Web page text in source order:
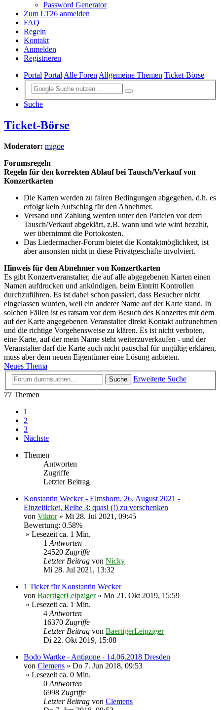
Password Generator
Zum LT26 anmelden
FAQ
Regeln
Kontakt
Anmelden
Registrieren
Portal PortalAlle ForenAllgemeine Themen Ticket-Börse
Suche
Ticket-Börse
Moderator: migoe
Forumsregeln
Regeln für den korrekten Ablauf bei Tausch/Verkauf von
Konzertkarten
Die Karten werden zu fairen Bedingungen abgegeben, d.h. es
erfolgt kein Aufschlag für den Abnehmer.
Versand und Zahlung werden unter den Parteien vor dem
Tausch/Verkauf abgeklärt, z.B. wann und wie wird bezahlt,
wer übernimmt die Portokosten.
Das Liedermacher-Forum bietet die Kontaktmöglichkeit, ist
aber ansonsten nicht in diese Privatgeschäfte involviert.
Hinweis für den Abnehmer von Konzertkarten
Es gibt Konzertveranstalter, die auf alle abgegebenen Karten einen
Namen aufdrucken und ankündigen, beim Eintritt Kontrollen
durchzuführen. Es ist dabei schon passiert, dass Besucher nicht
eingelassen wurden, weil ein anderer Name auf der Karte stand. In
solchen Fällen ist es ratsam vor dem Besuch des Konzertes mit dem
auf der Karte angegebenen Veranstalter direkt Kontakt aufzunehmen
und die richtige Vorgehensweise zu klären. Es ist nicht verboten,
eine Karte, auf der mein Name steht weiterzuverkaufen - und der
Veranstalter darf die Karte auch nicht pauschal für ungültig erklären,
muss aber dem neuen Eigentümer eine Lösung anbieten.
Neues Thema
Suche
Erweiterte Suche
77 Themen
1
2
3
Nächste
Themen
Antworten
Zugriffe
Letzter Beitrag
Konstantin Wecker - Elmshorn, 26. August 2021 -
Einzelticket, Reihe 3: quasi (!) zu verschenken
von Viktor» Mi 28. Jul 2021, 09:45
Bewertung: 0.58%
» Lesezeit ca. 1 Min.
1Antworten
24520 Zugriffe
Letzter Beitrag von Nicky
Mi 28. Jul 2021, 13:32
1 Ticket für Konstantin Wecker
von BaertigerLeipziger» Mo 21. Okt 2019, 15:59
» Lesezeit ca. 1 Min.
4Antworten
16370 Zugriffe
Letzter Beitrag von BaertigerLeipziger
Di 22. Okt 2019, 15:08
Bodo Wartke - Antigone - 14.06.2018 Dresden
von Clemens » Do 7. Jun 2018, 09:53
» Lesezeit ca. 0 Min.
0Antworten
6998 Zugriffe
Letzter Beitrag von Clemens